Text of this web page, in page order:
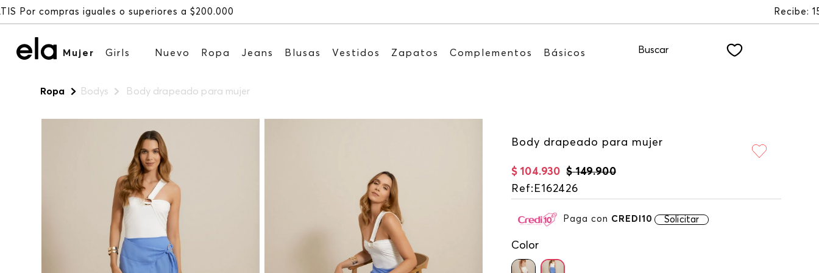
Mujer Girls Nuevo Ropa Jeans Blusas Vestidos Zapatos Complementos Básicos Buscar
Ropa Bodys Body drapeado para mujer
Body drapeado para mujer
$ 149.900
$ 104.930
Ref: E162426
Paga con CREDI10 Solicitar
Color